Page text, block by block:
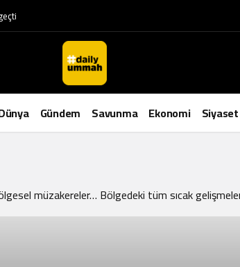
Orta
Haberleri
Gündem Savunma Ekonomi Siyaset
müzakereler… Bölgedeki tüm sıcak